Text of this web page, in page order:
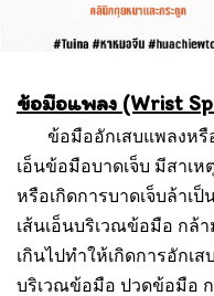
ข้อมือแพลง (Wrist
ข้อมืออักเสบแพลงหรือ
เอ็นข้อมือบาดเจ็บ มีสาเ
หรือเกิดการบาดเจ็บล้าเ
เส้นเอ็นบริเวณข้อมือ กล้
เกินไปทำให้เกิดการอักเ
บริเวณข้อมือ ปวดข้อมือ